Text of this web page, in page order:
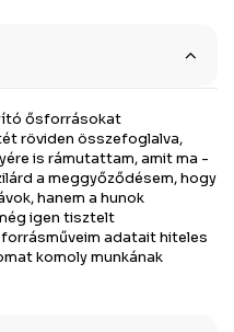
ősforrásokat
röviden összefoglalva,
is rámutattam, amit ma -
a meggyőződésem, hogy
hanem a hunok
igen tisztelt
forrásműveim adatait hiteles
komoly munkának